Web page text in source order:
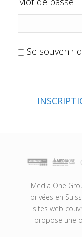
Se souvenir
Media One
privées en
sites web
propose une